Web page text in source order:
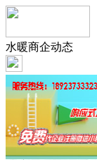
水暖商企动态